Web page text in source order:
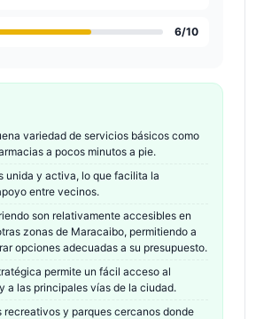
6/10
variedad de servicios básicos como
a pocos minutos a pie.
unida y activa, lo que facilita la
entre vecinos.
son relativamente accesibles en
zonas de Maracaibo, permitiendo a
opciones adecuadas a su presupuesto.
permite un fácil acceso al
a las principales vías de la ciudad.
recreativos y parques cercanos donde